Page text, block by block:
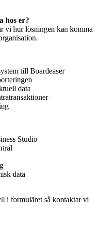
hos er?
vi hur lösningen kan komma
till Boardeaser
data
Studio
data
i formuläret så kontaktar vi